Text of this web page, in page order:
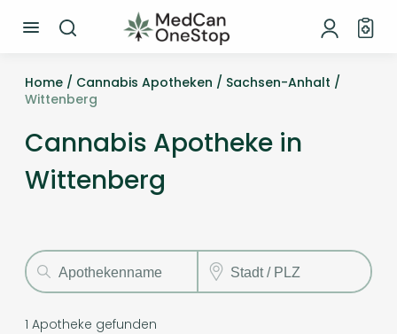
Home / Cannabis Apotheken / Sachsen-Anhalt /
Wittenberg
Cannabis Apotheke in
Wittenberg
1 Apotheke gefunden